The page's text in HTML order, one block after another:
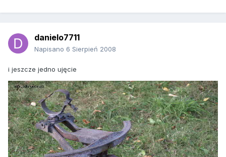
danielo7711
Napisano 6 Sierpień 2008
i jeszcze jedno ujęcie